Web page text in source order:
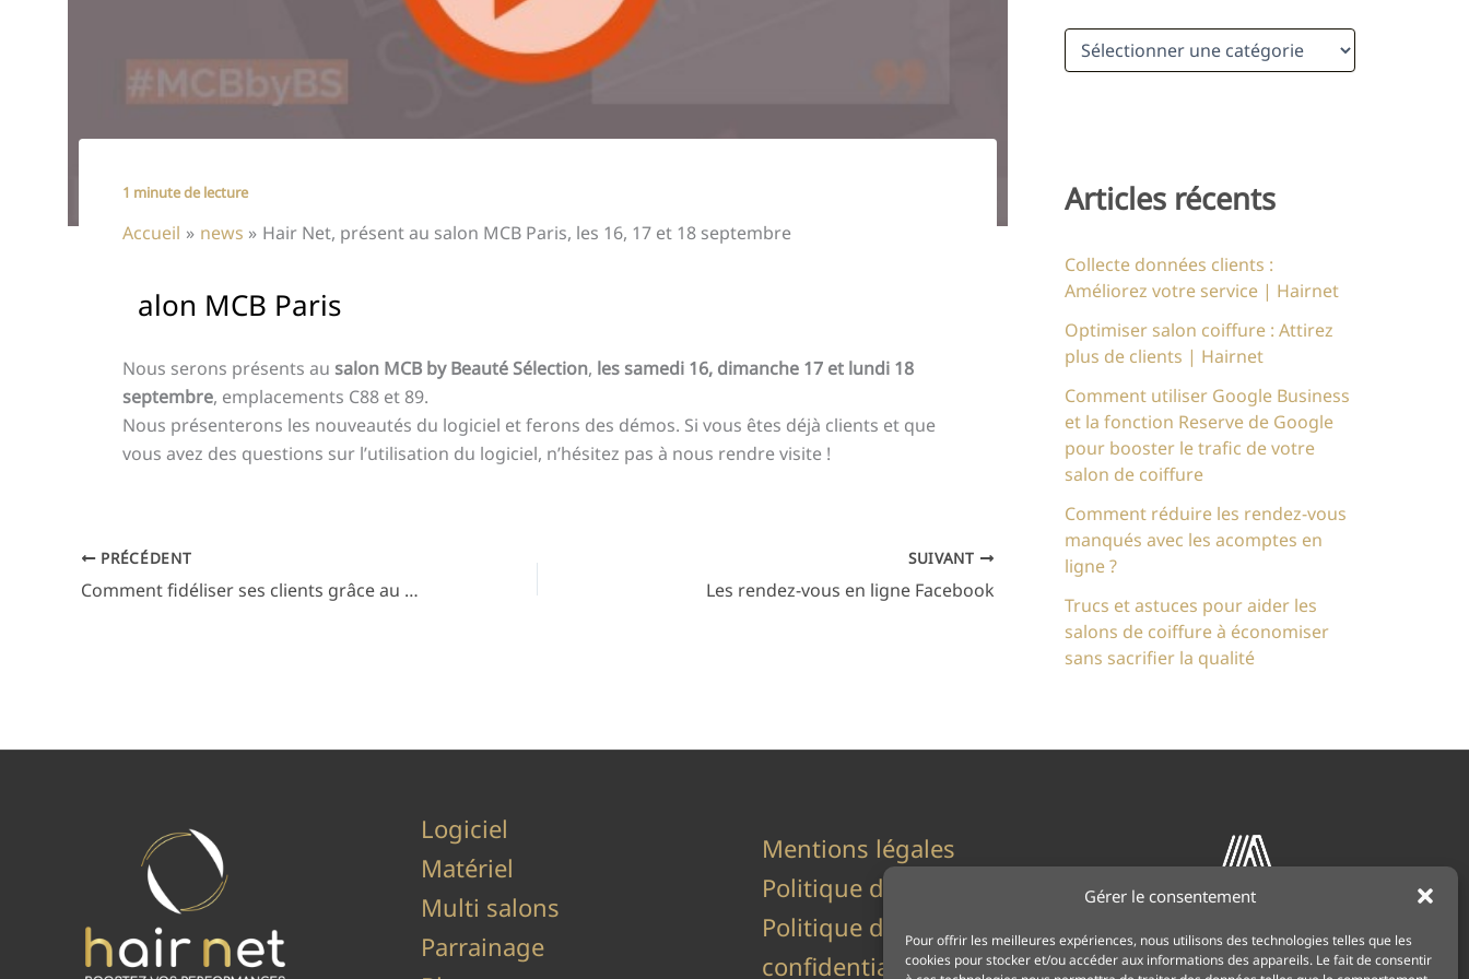
Gérer le consentement
Pour offrir les meilleures expériences, nous utilisons des technologies telles que les
cookies pour stocker et/ou accéder aux informations des appareils. Le fait de consentir
1 minute de lecture
Accueil news Hair Net, présent au salon MCB Paris, les 16, 17 et 18 septembre
alon MCB Paris
Nous serons présents au salon MCB by Beauté Sélection, les samedi 16, dimanche 17 et lundi 18
septembre, emplacements C88 et 89.
Nous présenterons les nouveautés du logiciel et ferons des démos. Si vous êtes déjà clients et que
vous avez des questions sur l’utilisation du logiciel, n’hésitez pas à nous rendre visite !
PRÉCÉDENT
Comment fidéliser ses clients grâce au fichier clients
SUIVANT
Les rendez-vous en ligne Facebook
C
e
Articles récents
Collecte données clients :
Améliorez votre service | Hairnet
Optimiser salon coiffure : Attirez
plus de clients | Hairnet
Comment utiliser Google Business
et la fonction Reserve de Google
pour booster le trafic de votre
salon de coiffure
Comment réduire les rendez-vous
manqués avec les acomptes en
ligne ?
Trucs et astuces pour aider les
salons de coiffure à économiser
sans sacrifier la qualité
Logiciel
Matériel
Multi salons
Parrainage
Mentions légales
Politique de cookies (UE)
Politique de
confidentialité